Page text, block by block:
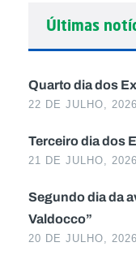
Últimas
Quarto dia dos
22 DE JULHO, 2026
Terceiro dia dos
21 DE JULHO, 2026
Segundo dia da
Valdocco”
20 DE JULHO, 2026